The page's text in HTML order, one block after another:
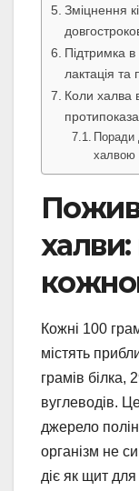
Зміцнення
Підтримка в
лактація та
Коли халва
Поради
халвою
Кожні 100
містять
грамів білка,
вуглеводів.
джерело
організм не
діє як щит